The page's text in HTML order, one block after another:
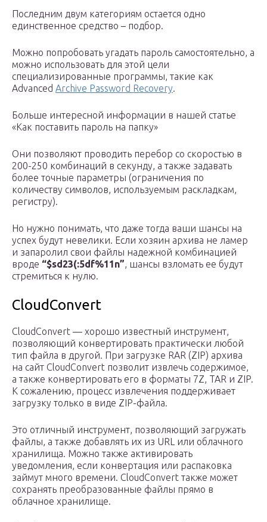
Последним двум категориям остается одно
единственное средство – подбор.
Можно попробовать угадать пароль самостоятельно, а
можно использовать для этой цели
специализированные программы, такие как
Advanced Archive Password Recovery.
Больше интересной информации в нашей статье
«Как поставить пароль на папку»
Они позволяют проводить перебор со скоростью в
200-250 комбинаций в секунду, а также задавать
более точные параметры (ограничения по
количеству символов, используемым раскладкам,
регистру).
Но нужно понимать, что даже тогда ваши шансы на
успех будут невелики. Если хозяин архива не ламер
и запаролил свои файлы надежной комбинацией
вроде “$sd23(:5df%11n”, шансы взломать ее будут
стремиться к нулю.
CloudConvert
CloudConvert — хорошо известный инструмент,
позволяющий конвертировать практически любой
тип файла в другой. При загрузке RAR (ZIP) архива
на сайт CloudConvert позволит извлечь содержимое,
а также конвертировать его в форматы 7Z, TAR и ZIP.
К сожалению, процесс извлечения поддерживает
загрузку только в виде ZIP-файла.
Это отличный инструмент, позволяющий загружать
файлы, а также добавлять их из URL или облачного
хранилища. Можно также активировать
уведомления, если конвертация или распаковка
займут много времени. CloudConvert также может
сохранять преобразованные файлы прямо в
облачное хранилище.